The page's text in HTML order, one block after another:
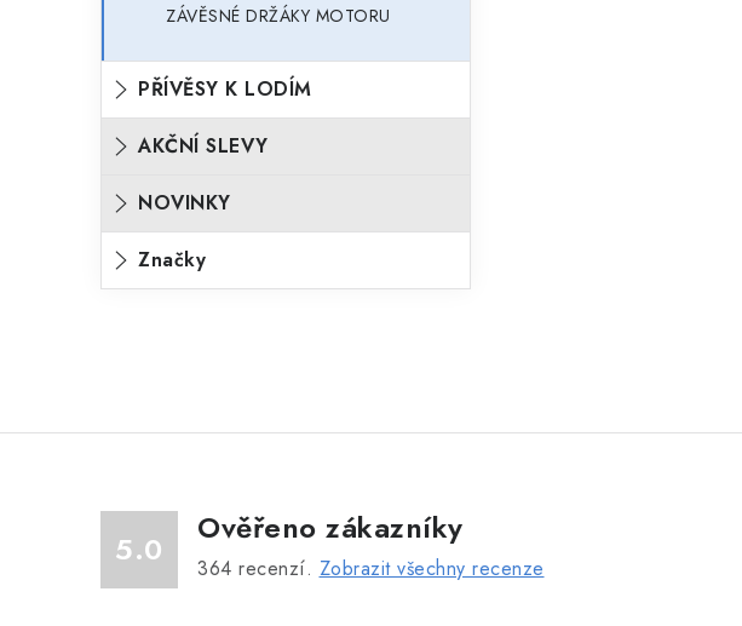
ZÁVĚSNÉ DRŽÁKY MOTORU
PŘÍVĚSY K LODÍM
AKČNÍ SLEVY
NOVINKY
Značky
5.0
Ověřeno zákazníky
364 recenzí. Zobrazit všechny recenze